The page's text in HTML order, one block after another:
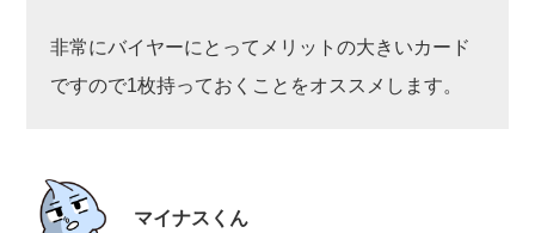
非常にバイヤーにとってメリットの大きいカード
ですので1枚持っておくことをオススメします。
マイナスくん